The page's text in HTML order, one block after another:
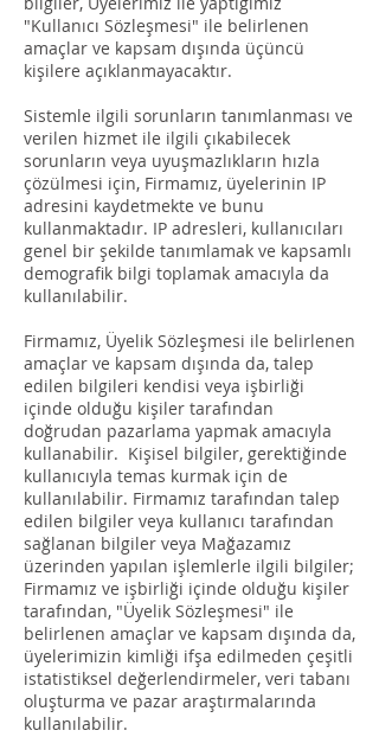
"Kullanıcı Sözleşmesi" ile belirlenen
amaçlar ve kapsam dışında üçüncü
kişilere açıklanmayacaktır.
Sistemle ilgili sorunların tanımlanması ve
verilen hizmet ile ilgili çıkabilecek
sorunların veya uyuşmazlıkların hızla
çözülmesi için, Firmamız, üyelerinin IP
adresini kaydetmekte ve bunu
kullanmaktadır. IP adresleri, kullanıcıları
genel bir şekilde tanımlamak ve kapsamlı
demografik bilgi toplamak amacıyla da
kullanılabilir.
Firmamız, Üyelik Sözleşmesi ile belirlenen
amaçlar ve kapsam dışında da, talep
edilen bilgileri kendisi veya işbirliği
içinde olduğu kişiler tarafından
doğrudan pazarlama yapmak amacıyla
kullanabilir. Kişisel bilgiler, gerektiğinde
kullanıcıyla temas kurmak için de
kullanılabilir. Firmamız tarafından talep
edilen bilgiler veya kullanıcı tarafından
sağlanan bilgiler veya Mağazamız
üzerinden yapılan işlemlerle ilgili bilgiler;
Firmamız ve işbirliği içinde olduğu kişiler
tarafından, "Üyelik Sözleşmesi" ile
belirlenen amaçlar ve kapsam dışında da,
üyelerimizin kimliği ifşa edilmeden çeşitli
istatistiksel değerlendirmeler, veri tabanı
oluşturma ve pazar araştırmalarında
kullanılabilir.